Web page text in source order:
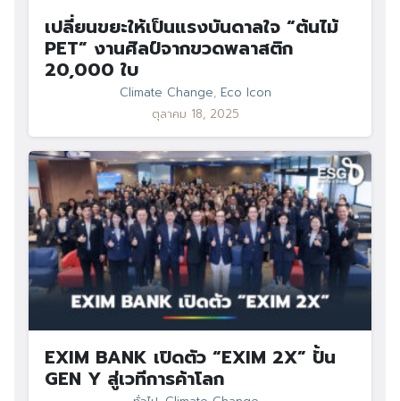
เปลี่ยนขยะให้เป็นแรงบันดาลใจ “ต้นไม้
PET” งานศิลป์จากขวดพลาสติก
20,000 ใบ
Climate Change, Eco Icon
ตุลาคม 18, 2025
EXIM BANK เปิดตัว “EXIM 2X” ปั้น
GEN Y สู่เวทีการค้าโลก